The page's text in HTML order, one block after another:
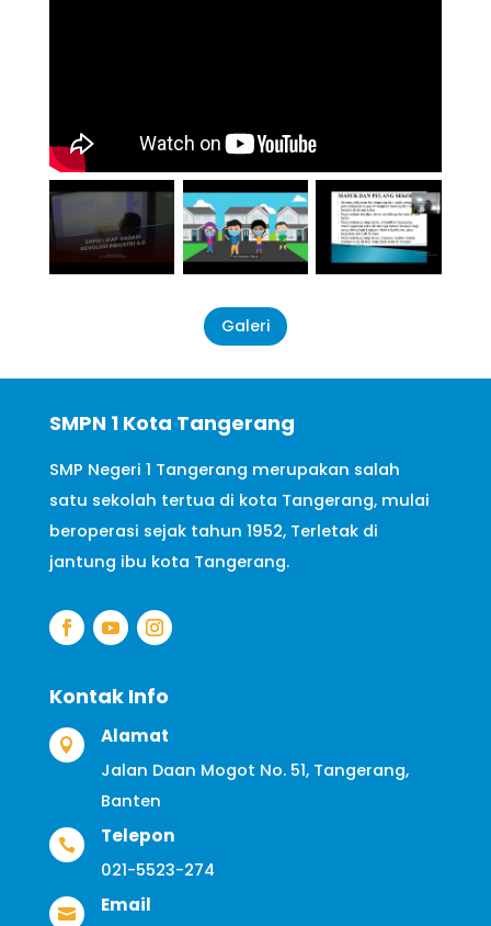
Galeri
SMPN 1 Kota Tangerang
SMP Negeri 1 Tangerang merupakan salah
satu sekolah tertua di kota Tangerang, mulai
beroperasi sejak tahun 1952, Terletak di
jantung ibu kota Tangerang.
Kontak Info

Alamat
Jalan Daan Mogot No. 51, Tangerang,
Banten

Telepon
021-5523-274
 Email